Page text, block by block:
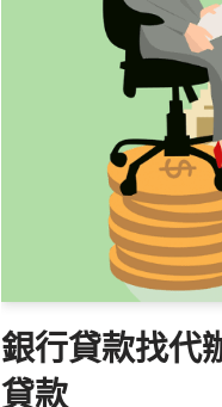
銀行貸款找代
貸款